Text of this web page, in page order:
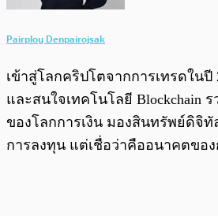
Pairploy Denpairojsak
เข้าสู่โลกคริปโตจากการเทรดในปี
และสนใจเทคโนโลยี Blockchain
ของโลกการเงิน มองสินทรัพย์ดิจิ
การลงทุน แต่เชื่อว่าคืออนาคตของ